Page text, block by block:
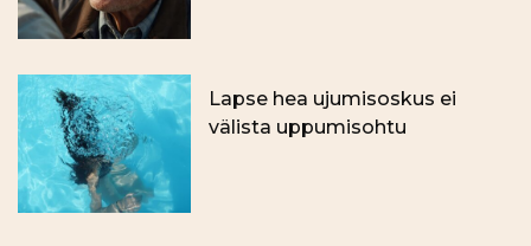
Lapse hea ujumisoskus ei
välista uppumisohtu